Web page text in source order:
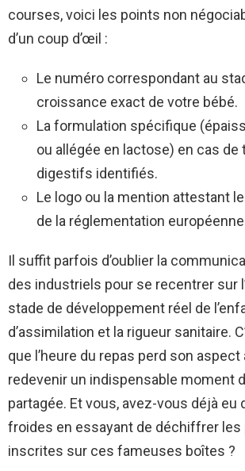
courses, voici les points non
d’un coup d’œil :
Le numéro correspondant au
croissance exact de votre bébé.
La formulation spécifique
ou allégée en lactose) en cas de
digestifs identifiés.
Le logo ou la mention attestant
de la réglementation
Il suffit parfois d’oublier la
des industriels pour se recentrer sur
stade de développement réel de
d’assimilation et la rigueur sanitaire.
que l’heure du repas perd son
redevenir un indispensable moment
partagée. Et vous, avez-vous déjà eu
froides en essayant de déchiffrer
inscrites sur ces fameuses boîtes ?